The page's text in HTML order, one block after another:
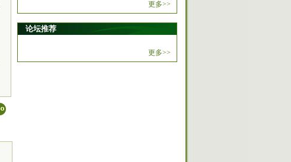
更多>>
论坛推荐
更多>>